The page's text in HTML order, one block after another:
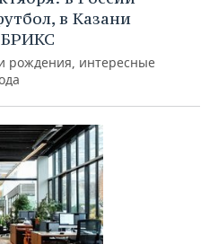
в Казани
рождения, интересные